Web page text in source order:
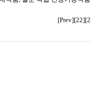
[Prev][22]